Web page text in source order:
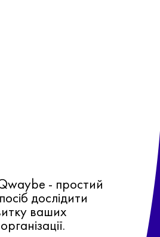
- простий
дослідити
ваших